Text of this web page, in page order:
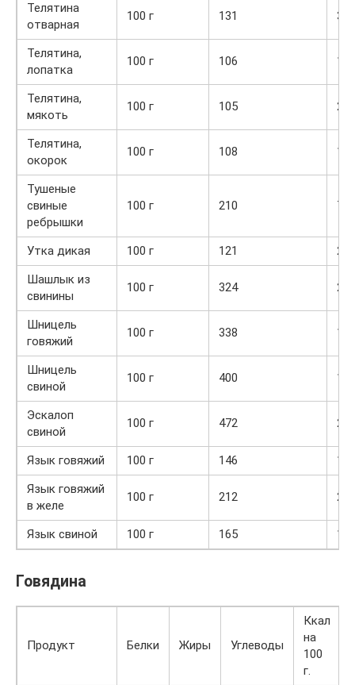
Телятина
отварная
100 г 131
Телятина,
лопатка
100 г 106
Телятина,
мякоть
100 г 105
Телятина,
окорок
100 г 108
Тушеные
свиные
ребрышки
100 г 210 7,9
Утка дикая 100 г 121
Шашлык из
свинины
100 г 324
Шницель
говяжий
100 г 338
Шницель
свиной
100 г 400
Эскалоп
свиной
100 г 472
Язык говяжий 100 г 146
Язык говяжий
в желе
100 г 212
Язык свиной 100 г 165
Говядина
Продукт Белки Жиры Углеводы
Ккал
на
100
г.